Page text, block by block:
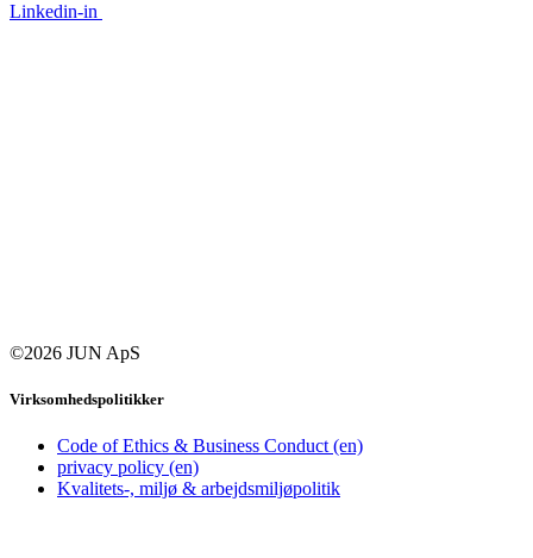
Linkedin-in
©2026 JUN ApS
Virksomhedspolitikker
Code of Ethics & Business Conduct (en)
privacy policy (en)
Kvalitets-, miljø & arbejdsmiljøpolitik